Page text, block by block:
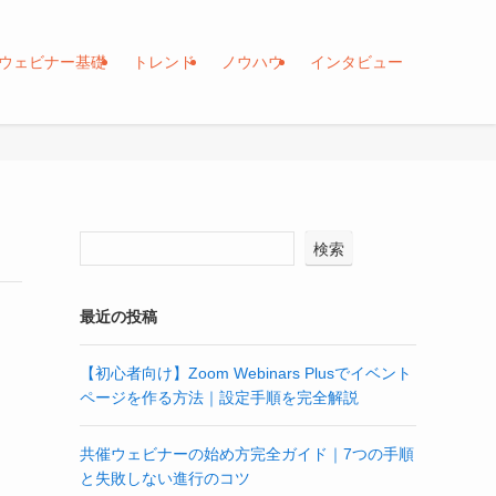
ェビナー基礎 トレンド ノウハウ インタビュー
検索
最近の投稿
【初心者向け】Zoom Webinars Plusでイベント
ページを作る方法｜設定手順を完全解説
共催ウェビナーの始め方完全ガイド｜7つの手順
と失敗しない進行のコツ